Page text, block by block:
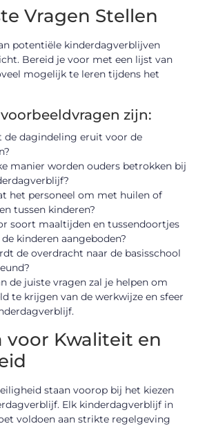
Vragen Stellen
potentiële kinderdagverblijven
Bereid je voor met een lijst van
mogelijk te leren tijdens het
zijn:
de dagindeling eruit voor de
manier worden ouders betrokken bij
het personeel om met huilen of
tussen kinderen?
soort maaltijden en tussendoortjes
kinderen aangeboden?
de overdracht naar de basisschool
de juiste vragen zal je helpen om
te krijgen van de werkwijze en sfeer
voor Kwaliteit en
staan voorop bij het kiezen
Elk kinderdagverblijf in
voldoen aan strikte regelgeving